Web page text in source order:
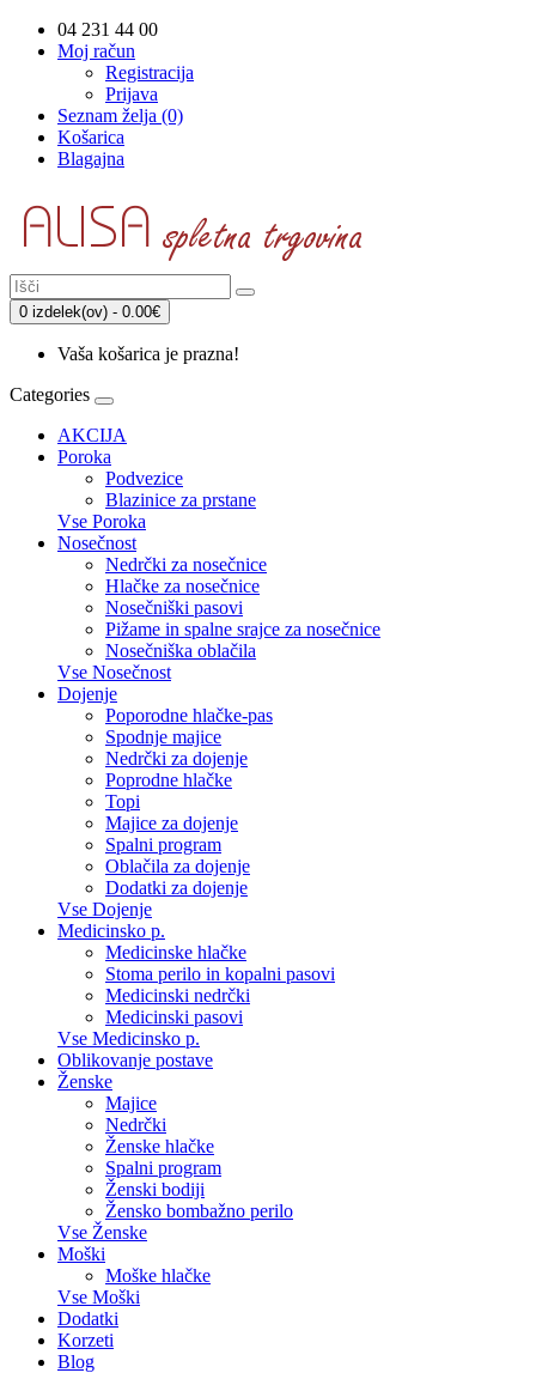
04 231 44 00
Moj račun
Registracija
Prijava
Seznam želja (0)
Košarica
Blagajna
0 izdelek(ov) - 0.00€
Vaša košarica je prazna!
Categories
AKCIJA
Poroka
Podvezice
Blazinice za prstane
Vse Poroka
Nosečnost
Nedrčki za nosečnice
Hlačke za nosečnice
Nosečniški pasovi
Pižame in spalne srajce za nosečnice
Nosečniška oblačila
Vse Nosečnost
Dojenje
Poporodne hlačke-pas
Spodnje majice
Nedrčki za dojenje
Poprodne hlačke
Topi
Majice za dojenje
Spalni program
Oblačila za dojenje
Dodatki za dojenje
Vse Dojenje
Medicinsko p.
Medicinske hlačke
Stoma perilo in kopalni pasovi
Medicinski nedrčki
Medicinski pasovi
Vse Medicinsko p.
Oblikovanje postave
Ženske
Majice
Nedrčki
Ženske hlačke
Spalni program
Ženski bodiji
Žensko bombažno perilo
Vse Ženske
Moški
Moške hlačke
Vse Moški
Dodatki
Korzeti
Blog